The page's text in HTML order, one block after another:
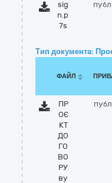
sig
n.p
7s
Тип документа:
ФАЙЛ
ПР
ОЄ
КТ
ДО
ГО
ВО
РУ
ву